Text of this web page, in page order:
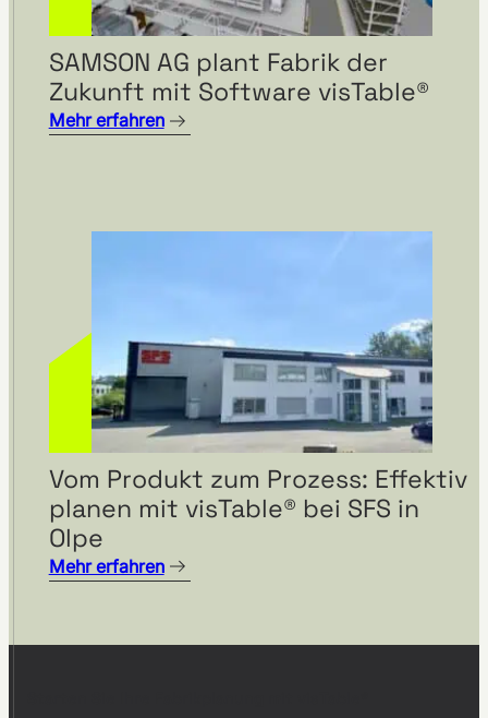
SAMSON AG plant Fabrik der
Zukunft mit Software visTable®
Mehr erfahren
Vom Produkt zum Prozess: Effektiv
planen mit visTable® bei SFS in
Olpe
Mehr erfahren